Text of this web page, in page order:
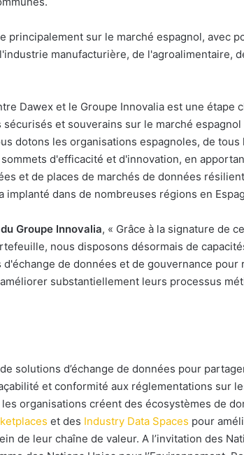
principalement sur le marché espagnol, avec
manufacturière, de l'agroalimentaire,
Dawex et le Groupe Innovalia est une étape
et souverains sur le marché espagnol
dotons les organisations espagnoles, de
d'efficacité et d'innovation, en
et de places de marchés de données
implanté dans de nombreuses régions en
Groupe Innovalia, « Grâce à la signature de
nous disposons désormais de
de données et de gouvernance pour
substantiellement leurs processus
solutions d’échange de données pour
et conformité aux réglementations sur
les organisations créent des écosystèmes de
et des Industry Data Spaces pour
de leur chaîne de valeur. A l’invitation des